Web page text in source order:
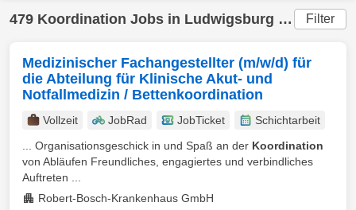
479 Koordination Jobs in Ludwigsburg Filter
Medizinischer Fachangestellter (m/w/d) für
die Abteilung für Klinische Akut- und
Notfallmedizin / Bettenkoordination
Vollzeit JobRad JobTicket
Schichtarbeit
... Organisationsgeschick in und Spaß an der Koordination
von Abläufen Freundliches, engagiertes und verbindliches
Auftreten ...
Robert-Bosch-Krankenhaus GmbH